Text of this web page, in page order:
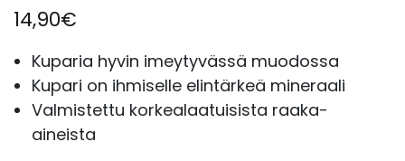
14,90€
Kuparia hyvin imeytyvässä muodossa
Kupari on ihmiselle elintärkeä mineraali
Valmistettu korkealaatuisista raaka-
aineista